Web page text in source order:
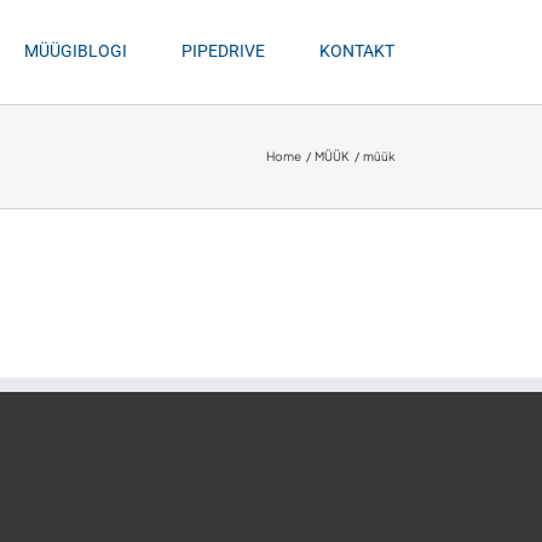
MÜÜGIBLOGI PIPEDRIVE KONTAKT
Home MÜÜK müük